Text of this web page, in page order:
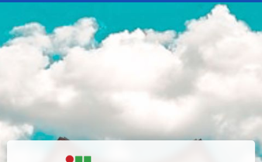
Ir para o conteúdo principal